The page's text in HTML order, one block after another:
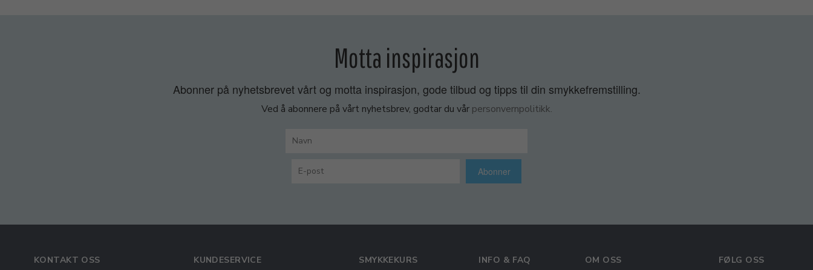
Motta inspirasjon
Abonner på nyhetsbrevet vårt og motta inspirasjon, gode tilbud og tipps til din smykkefremstilling.
Ved å abonnere på vårt nyhetsbrev, godtar du vår personvernpolitikk.
Abonner
KONTAKT OSS KUNDESERVICE SMYKKEKURS INFO & FAQ OM OSS FØLG OSS